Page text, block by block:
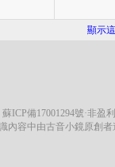
顯示
蘇ICP備17001294號·非盈
內容中由古音小鏡原創